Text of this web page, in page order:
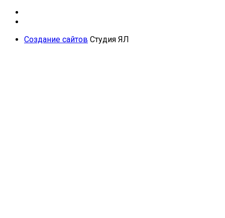
Создание сайтов Студия ЯЛ